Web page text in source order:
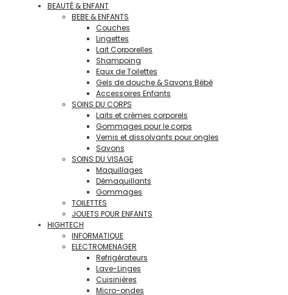
BEAUTÉ & ENFANT
BEBE & ENFANTS
Couches
Lingettes
Lait Corporelles
Shampoing
Eaux de Toilettes
Gels de douche & Savons Bébé
Accessoires Enfants
SOINS DU CORPS
Laits et crèmes corporels
Gommages pour le corps
Vernis et dissolvants pour ongles
Savons
SOINS DU VISAGE
Maquillages
Démaquillants
Gommages
TOILETTES
JOUETS POUR ENFANTS
HIGHTECH
INFORMATIQUE
ELECTROMENAGER
Refrigérateurs
Lave-Linges
Cuisinières
Micro-ondes